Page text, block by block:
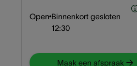
Open Binnenkort gesloten
12:30
Maak een afspraak